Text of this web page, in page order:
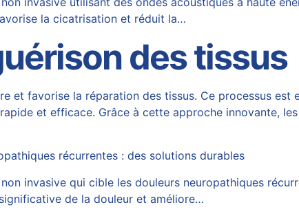
la cicatrisation et réduit la…
des tissus
et favorise la réparation des tissus. Ce processus
et efficace. Grâce à cette approche innovante,
récurrentes : des solutions durables
invasive qui cible les douleurs neuropathiques
de la douleur et améliore…